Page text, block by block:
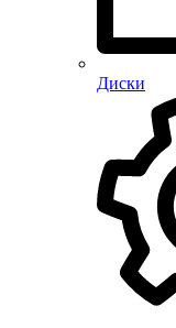
Диски